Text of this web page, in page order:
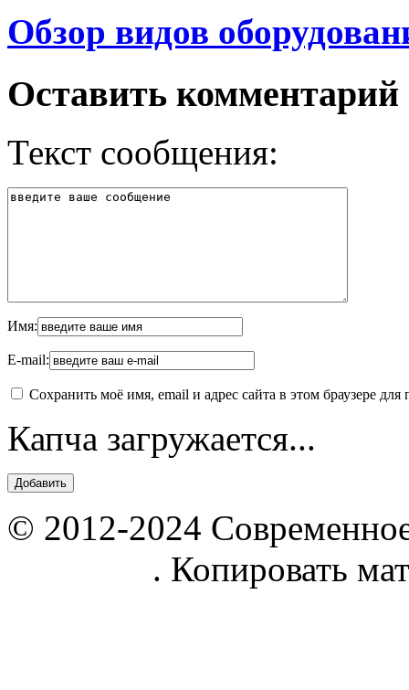
Обзор видов
Оставить комментарий
Текст сообщения:
Имя:
E-mail:
Сохранить моё имя, email и адрес сайта в этом браузере
Капча загружается...
© 2012-2024
. Копировать